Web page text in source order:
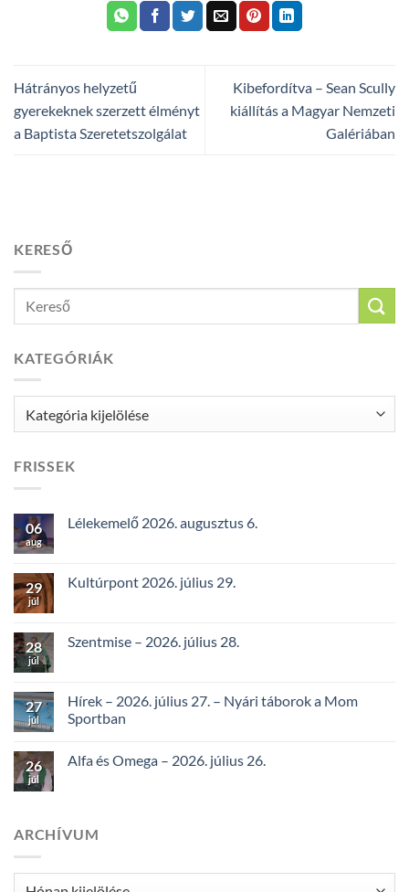
Hátrányos helyzetű
gyerekeknek szerzett élményt
a Baptista Szeretetszolgálat
Kibefordítva – Sean Scully
kiállítás a Magyar Nemzeti
Galériában
KERESŐ
KATEGÓRIÁK
FRISSEK
06
aug
Lélekemelő 2026. augusztus 6.
29
júl
Kultúrpont 2026. július 29.
28
júl
Szentmise – 2026. július 28.
27
júl
Hírek – 2026. július 27. – Nyári táborok a Mom
Sportban
26
júl
Alfa és Omega – 2026. július 26.
ARCHÍVUM
Archívum